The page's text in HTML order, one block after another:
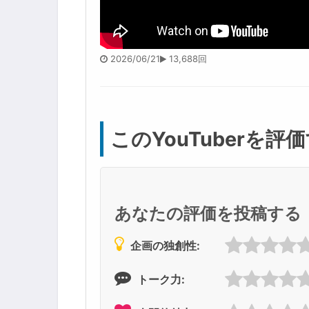
2026/06/21 13,688回
このYouTuberを評
あなたの評価を投稿する
企画の独創性:
トーク力: